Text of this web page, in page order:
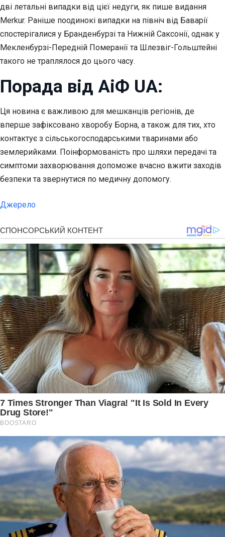
дві летальні випадки від цієї недуги, як пише видання
Merkur. Раніше поодинокі випадки на північ від Баварії
спостерігалися у Бранденбурзі та Нижній Саксонії, однак у
Мекленбурзі-Передній Померанії та Шлезвіг-Гольштейні
такого не траплялося до цього часу.
Порада від АіФ UA:
Ця новина є важливою для мешканців регіонів, де
вперше зафіксовано хворобу Борна, а також для тих, хто
контактує з сільськогосподарськими тваринами або
землерийками. Поінформованість про шляхи передачі та
симптоми захворювання допоможе вчасно вжити заходів
безпеки та звернутися по медичну допомогу.
Джерело